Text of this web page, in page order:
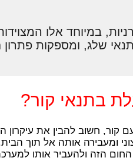
שלג, ומספקות פתרון
בתנאי קור?
חשוב להבין את עיקרון
ומעבירה אותה אל תוך
הזה ולהעביר אותו